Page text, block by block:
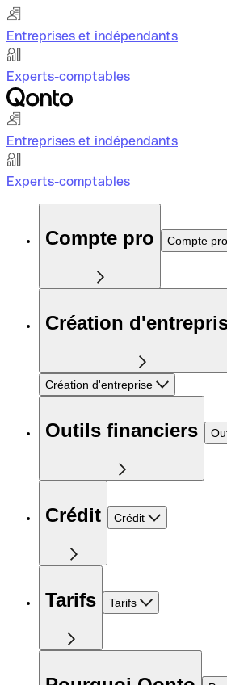
Entreprises et indépendants
Experts-comptables
Entreprises et indépendants
Experts-comptables
Compte pro Compte pro
Création
Création d'entreprise
Outils financiers
Crédit Crédit
Tarifs Tarifs